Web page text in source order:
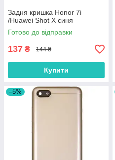
Задня кришка Honor 7i
/Huawei Shot X синя
Готово до відправки
137 ₴ 144 ₴
Купити
–5%